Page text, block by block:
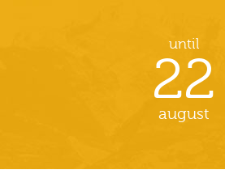
until
22
august